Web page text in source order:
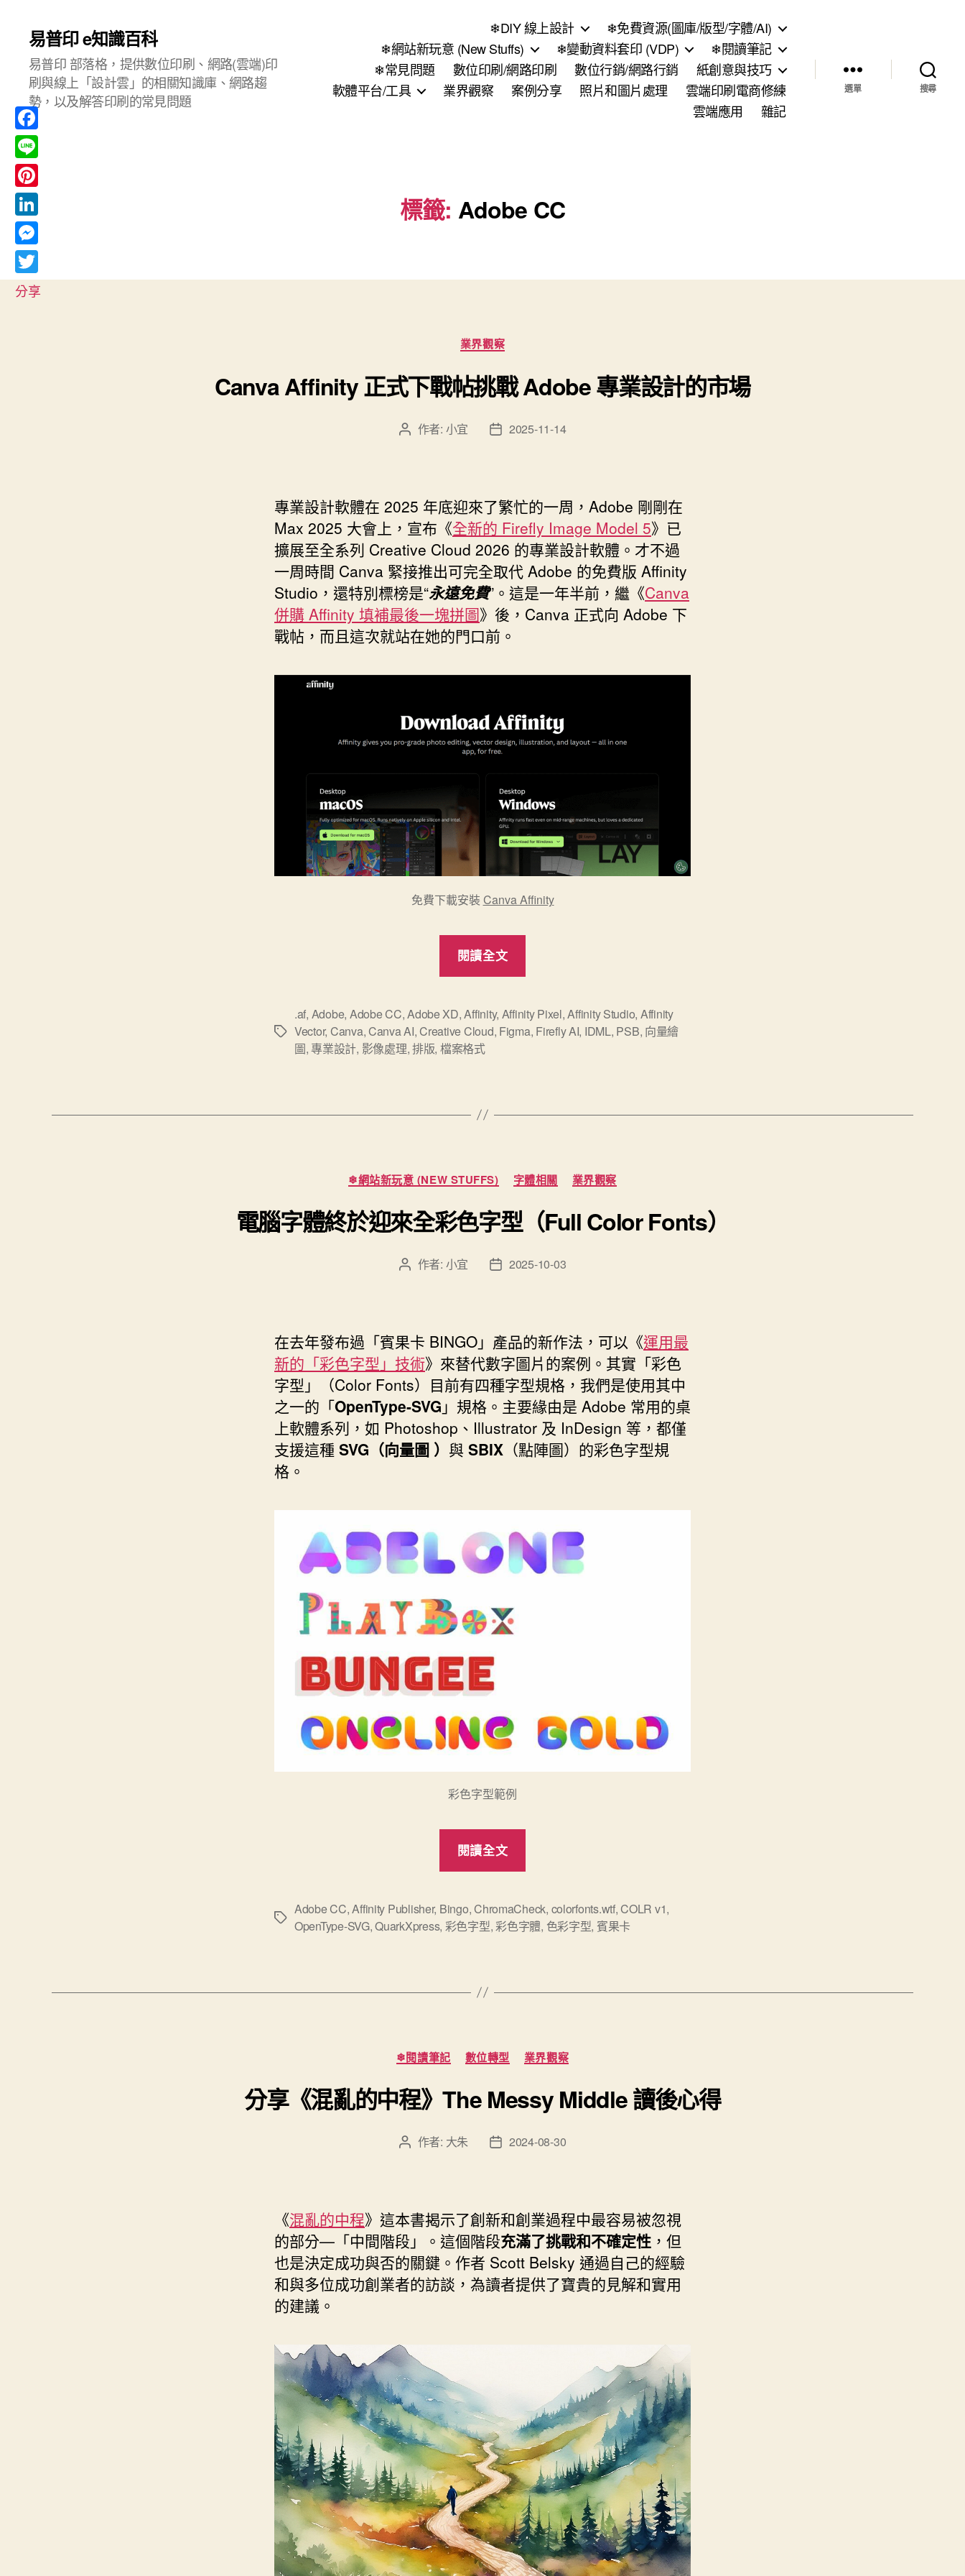
易普印 e知識百科
易普印 部落格，提供數位印刷、網路(雲端)印
刷與線上「設計雲」的相關知識庫、網路趨
勢，以及解答印刷的常見問題
❄DIY 線上設計
❄免費資源(圖庫/版型/字體/AI)
❄網站新玩意 (New Stuffs)
❄變動資料套印 (VDP)
❄閱讀筆記
❄常見問題
數位印刷/網路印刷 數位行銷/網路行銷
紙創意與技巧
軟體平台/工具
業界觀察 案例分享 照片和圖片處理
雲端印刷電商修練
雲端應用
雜記
選單 搜尋
標籤: Adobe CC
分
類
業界觀察
Canva Affinity 正式下戰帖挑戰 Adobe 專業設計的市場
文 作者: 小宜
文
日
期
2025-11-14
專業設計軟體在 2025 年底迎來了繁忙的一周，Adobe 剛剛在
Max 2025 大會上，宣布《全新的 Firefly Image Model 5》已
擴展至全系列 Creative Cloud 2026 的專業設計軟體。才不過
一周時間 Canva 緊接推出可完全取代 Adobe 的免費版 Affinity
Studio，還特別標榜是“永遠免費”。這是一年半前，繼《Canva
併購 Affinity 填補最後一塊拼圖》後，Canva 正式向 Adobe 下
戰帖，而且這次就站在她的門口前。
免費下載安裝Canva Affinity
閱讀全文
式
下
業
設
計
的
標
.af, Adobe, Adobe CC,Adobe XD,Affinity, Affinity Pixel,Affinity Studio, Affinity
Vector, Canva,Canva AI,Creative Cloud, Figma, Firefly AI, IDML, PSB, 向量繪
圖,專業設計, 影像處理,排版, 檔案格式
分
類
❄網站新玩意 (NEW STUFFS) 字體相關 業界觀察
電腦字體終於迎來全彩色字型（Full Color Fonts）
文 作者: 小宜
文
日
期
2025-10-03
在去年發布過「賓果卡 BINGO」產品的新作法，可以《運用最
新的「彩色字型」技術》來替代數字圖片的案例。其實「彩色
字型」（Color Fonts）目前有四種字型規格，我們是使用其中
之一的「OpenType-SVG 」規格。主要緣由是 Adobe 常用的桌
上軟體系列，如 Photoshop、Illustrator 及 InDesign 等，都僅
支援這種 SVG（向量圖 ） 與 SBIX （點陣圖）的彩色字型規
格。
彩色字型範例
閱讀全文
體
終
來
色
型
Color
標
Adobe CC,Affinity Publisher, Bingo,ChromaCheck, colorfonts.wtf,COLR v1,
OpenType-SVG,QuarkXpress, 彩色字型,彩色字體, 色彩字型, 賓果卡
分
類
❄閱讀筆記 數位轉型 業界觀察
分享《混亂的中程》The Messy Middle 讀後心得
文 作者: 大朱
文
日
期
2024-08-30
《混亂的中程》這本書揭示了創新和創業過程中最容易被忽視
的部分—「中間階段」。這個階段充滿了挑戰和不確定性 ，但
也是決定成功與否的關鍵。作者 Scott Belsky 通過自己的經驗
和與多位成功創業者的訪談，為讀者提供了寶貴的見解和實用
的建議。
F
a
c
e
b
o
o
k
L
i
n
e
P
i
n
t
e
L
i
n
k
M
e
s
T
分享